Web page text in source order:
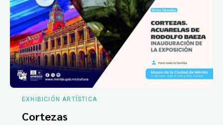
EXHIBICIÓN ARTÍSTICA
Cortezas